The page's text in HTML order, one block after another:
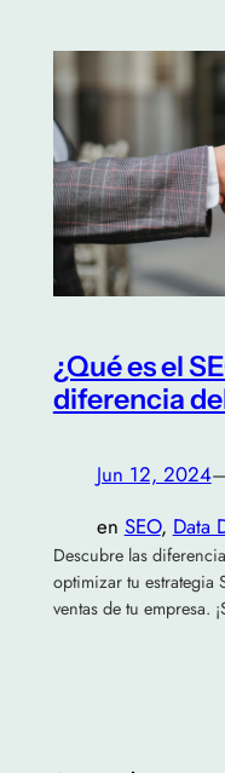
¿Qué es el
diferencia
Jun 12, 2024
en SEO, Data
Descubre las
optimizar tu estrategia
ventas de tu empresa.